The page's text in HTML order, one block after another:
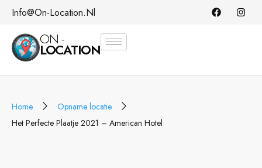
Info@on-Location.nl
ON -
LOCATION
Home
Opname locatie
Het Perfecte Plaatje 2021 – American Hotel